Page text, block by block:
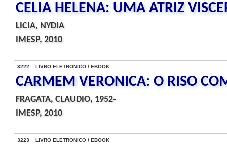
CELIA HELENA: UMA ATRIZ
LICIA, NYDIA
IMESP, 2010
3222 LIVRO ELETRONICO / EBOOK
CARMEM VERONICA: O RISO
FRAGATA, CLAUDIO, 1952-
IMESP, 2010
3223 LIVRO ELETRONICO / EBOOK